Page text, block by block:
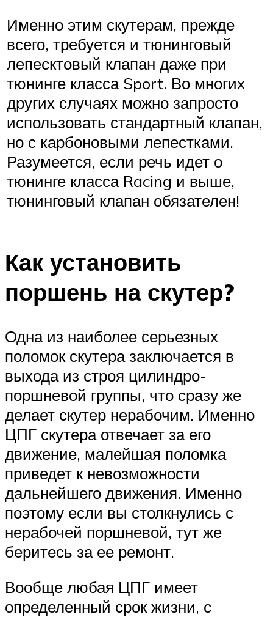
Именно этим скутерам, прежде
всего, требуется и тюнинговый
лепесктовый клапан даже при
тюнинге класса Sport. Во многих
других случаях можно запросто
использовать стандартный клапан,
но с карбоновыми лепестками.
Разумеется, если речь идет о
тюнинге класса Racing и выше,
тюнинговый клапан обязателен!
Как установить
поршень на скутер?
Одна из наиболее серьезных
поломок скутера заключается в
выхода из строя цилиндро-
поршневой группы, что сразу же
делает скутер нерабочим. Именно
ЦПГ скутера отвечает за его
движение, малейшая поломка
приведет к невозможности
дальнейшего движения. Именно
поэтому если вы столкнулись с
нерабочей поршневой, тут же
беритесь за ее ремонт.
Вообще любая ЦПГ имеет
определенный срок жизни, с